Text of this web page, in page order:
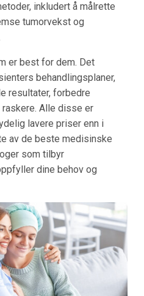
inkludert å målrette
tumorvekst og
er best for dem. Det
behandlingsplaner,
resultater, forbedre
Alle disse er
lavere priser enn i
av de beste medisinske
som tilbyr
dine behov og